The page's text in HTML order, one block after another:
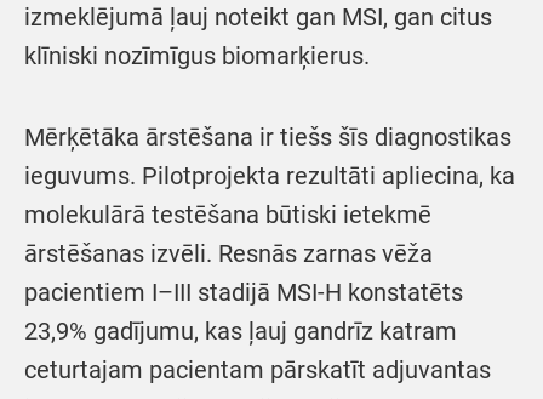
izmeklējumā ļauj noteikt gan MSI, gan citus
klīniski nozīmīgus biomarķierus.
Mērķētāka ārstēšana ir tiešs šīs diagnostikas
ieguvums. Pilotprojekta rezultāti apliecina, ka
molekulārā testēšana būtiski ietekmē
ārstēšanas izvēli. Resnās zarnas vēža
pacientiem I–III stadijā MSI-H konstatēts
23,9% gadījumu, kas ļauj gandrīz katram
ceturtajam pacientam pārskatīt adjuvantas